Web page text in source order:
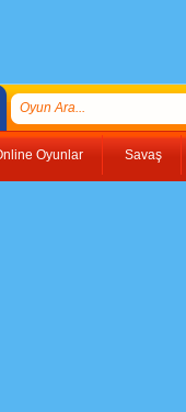
Oyunlar Savaş